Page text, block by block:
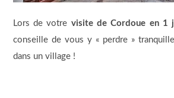
Lors de votre visite de Cordoue en 1
conseille de vous y « perdre »
dans un village !